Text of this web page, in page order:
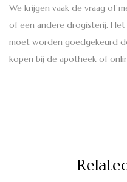
We krijgen vaak de vraag of
of een andere drogisterij.
moet worden goedgekeurd
kopen bij de apotheek of